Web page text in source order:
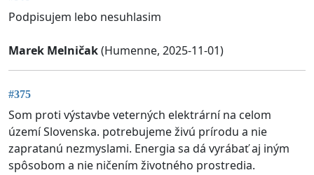
Podpisujem lebo nesuhlasim
Marek Melničak(Humenne, 2025-11-01)
#375
Som proti výstavbe veterných elektrární na celom
území Slovenska. potrebujeme živú prírodu a nie
zapratanú nezmyslami. Energia sa dá vyrábať aj iným
spôsobom a nie ničením životného prostredia.